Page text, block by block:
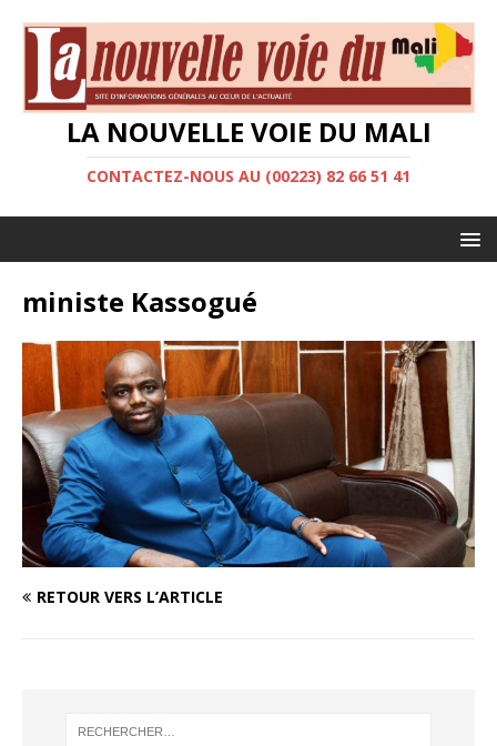
LA NOUVELLE VOIE DU MALI
CONTACTEZ-NOUS AU (00223) 82 66 51 41
ministe Kassogué
RETOUR VERS L’ARTICLE